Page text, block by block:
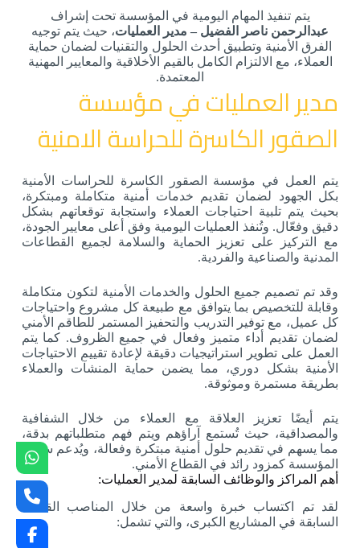
يتم تنفيذ المهام اليومية في المؤسسة تحت إشراف
عبدالرحمن ناصر الفضيل – مدير العمليات، حيث يتم توجيه
الفرق الأمنية وتطبيق أحدث الحلول والتقنيات لضمان حماية
العملاء، مع الالتزام الكامل بالقيم الأخلاقية والمعايير المهنية
المعتمدة.
مدير العمليات في مؤسسة
الصقور الكاسرة للحراسة الامنية
يتم العمل في مؤسسة الصقور الكاسرة للحراسات الأمنية
بكل الجهود لضمان تقديم خدمات أمنية متكاملة ومبتكرة،
بحيث يتم تلبية احتياجات العملاء واستجابة توقعاتهم بشكل
دقيق وفعّال. وتُنفذ العمليات اليومية وفق أعلى معايير الجودة،
مع التركيز على تعزيز الحماية والسلامة لجميع القطاعات
المدنية والصناعية والفردية.
وقد تم تصميم جميع الحلول والخدمات الأمنية لتكون متكاملة
وقابلة للتخصيص بما يتوافق مع طبيعة كل مشروع واحتياجات
كل عميل، مع توفير التدريب والتحفيز المستمر للطاقم الأمني
لضمان تقديم أداء متميز وفعال في جميع الظروف. كما يتم
العمل على تطوير استراتيجيات دقيقة لإعادة تقييم الاحتياجات
الأمنية بشكل دوري، مما يضمن حماية المنشآت والعملاء
بطريقة مستمرة وموثوقة.
يتم أيضًا تعزيز العلاقة مع العملاء من خلال الشفافية
والمصداقية، حيث تُستمع آراؤهم ويتم فهم متطلباتهم بدقة،
مما يسهم في تقديم حلول أمنية مبتكرة وفعالة، ويُدعم سمعة
المؤسسة كمزود رائد في القطاع الأمني.
أهم المراكز والوظائف السابقة لمدير العمليات:
لقد تم اكتساب خبرة واسعة من خلال المناصب القيادية
السابقة في المشاريع الكبرى، والتي تشمل: